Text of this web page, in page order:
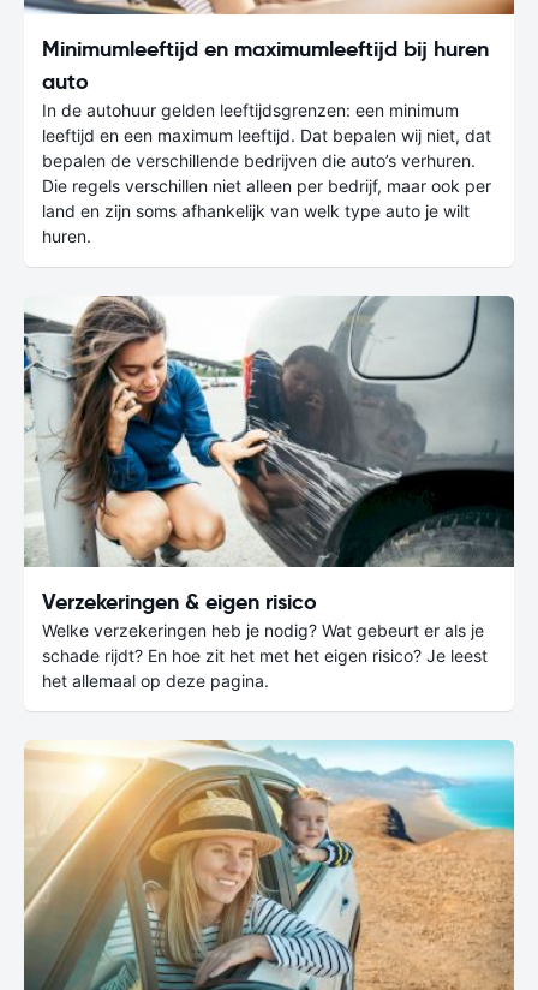
Minimumleeftijd en maximumleeftijd bij huren
auto
In de autohuur gelden leeftijdsgrenzen: een minimum
leeftijd en een maximum leeftijd. Dat bepalen wij niet, dat
bepalen de verschillende bedrijven die auto’s verhuren.
Die regels verschillen niet alleen per bedrijf, maar ook per
land en zijn soms afhankelijk van welk type auto je wilt
huren.
Verzekeringen & eigen risico
Welke verzekeringen heb je nodig? Wat gebeurt er als je
schade rijdt? En hoe zit het met het eigen risico? Je leest
het allemaal op deze pagina.